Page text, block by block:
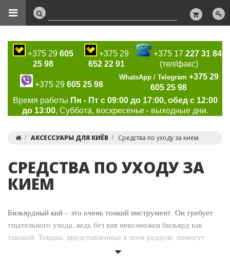
+375 29 605
25 98
+375 29
652 22 91
+375 17227 31 84
(тел/факс)
+375 29 605 25 98
WhatsApp / Telegram +375 29
605 25 98
Время работы Пн - Пт с 09:00 до 17:00, обед с 12:00
до 13:00, Суббота, воскресенье - выходные дни.
АКСЕССУАРЫ ДЛЯ КИЁВ Средства по уходу за кием
СРЕДСТВА ПО УХОДУ ЗА
КИЕМ
Бильярдный кий – это очень тонкий инструмент. Он требует
тщательного ухода, ведь без кия невозможен бильярд как
таковой. Товары, представленные в этом разделе, помогут
игрокам сохранить кий в хорошем состоянии на протяжении